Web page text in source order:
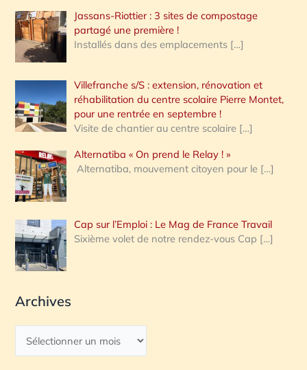
Jassans-Riottier : 3 sites de compostage
partagé une première !
Installés dans des emplacements […]
Villefranche s/S : extension, rénovation et
réhabilitation du centre scolaire Pierre Montet,
pour une rentrée en septembre !
Visite de chantier au centre scolaire […]
Alternatiba « On prend le Relay ! »
Alternatiba, mouvement citoyen pour le […]
Cap sur l’Emploi : Le Mag de France Travail
Sixième volet de notre rendez-vous Cap […]
Archives